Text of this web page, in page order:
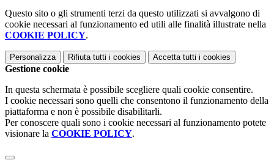
Questo sito o gli strumenti terzi da questo utilizzati si avvalgono di
cookie necessari al funzionamento ed utili alle finalità illustrate nella
COOKIE POLICY.
Personalizza Rifiuta tutti i cookies Accetta tutti i cookies
Gestione cookie
In questa schermata è possibile scegliere quali cookie consentire.
I cookie necessari sono quelli che consentono il funzionamento della
piattaforma e non è possibile disabilitarli.
Per conoscere quali sono i cookie necessari al funzionamento potete
visionare la COOKIE POLICY.